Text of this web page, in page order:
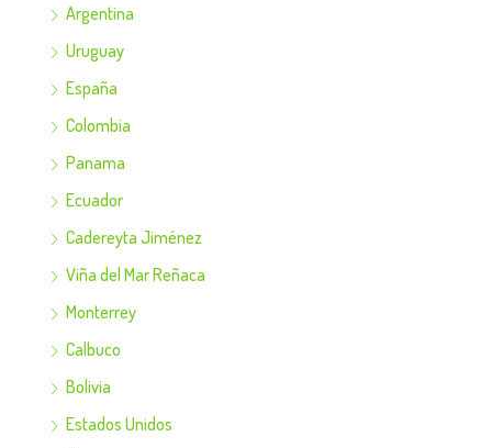
Argentina
Uruguay
España
Colombia
Panama
Ecuador
Cadereyta Jiménez
Viña del Mar Reñaca
Monterrey
Calbuco
Bolivia
Estados Unidos